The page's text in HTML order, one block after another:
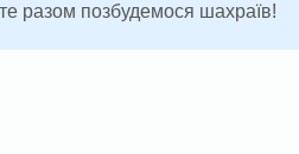
разом позбудемося шахраїв!